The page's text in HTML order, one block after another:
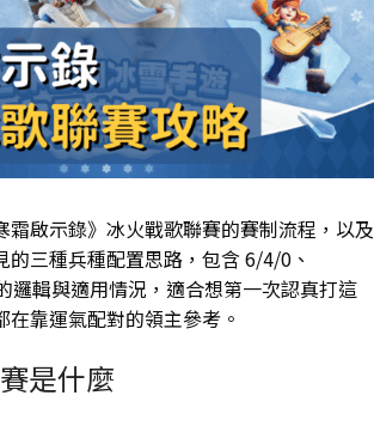
霜啟示錄》冰火戰歌聯賽的賽制流程，以及
的三種兵種配置思路，包含 6/4/0、
邏輯與適用情況，適合想第一次認真打這
靠運氣配對的領主參考。
是什麼